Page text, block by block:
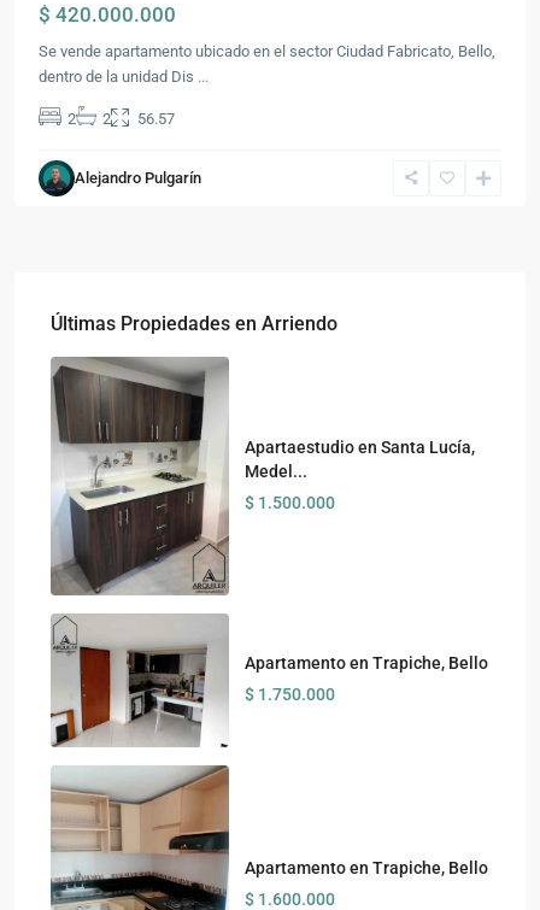
$ 420.000.000
Se vende apartamento ubicado en el sector Ciudad Fabricato, Bello,
dentro de la unidad Dis ...
2 2 56.57
Alejandro Pulgarín
Últimas Propiedades en Arriendo
Apartaestudio en Santa Lucía,
Medel...
$ 1.500.000
Apartamento en Trapiche, Bello
$ 1.750.000
Apartamento en Trapiche, Bello
$ 1.600.000